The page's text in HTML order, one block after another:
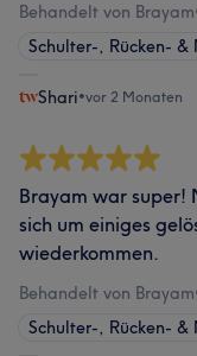
Behandelt von Brayam
Schulter-, Rücken- &
Shari•vor 2 Monaten
Brayam war super!
sich um einiges
wiederkommen.
Behandelt von Brayam
Schulter-, Rücken- &